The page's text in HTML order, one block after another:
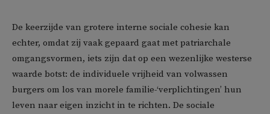
De keerzijde van grotere interne sociale cohesie kan
echter, omdat zij vaak gepaard gaat met patriarchale
omgangsvormen, iets zijn dat op een wezenlijke westerse
waarde botst: de individuele vrijheid van volwassen
burgers om los van morele familie-‘verplichtingen’ hun
leven naar eigen inzicht in te richten. De sociale